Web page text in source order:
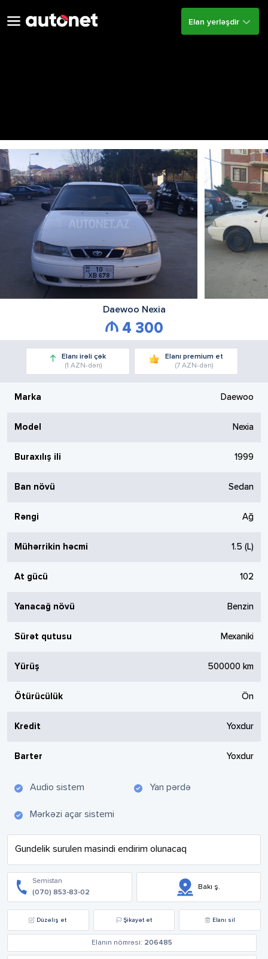
Elan yerləşdir
Daewoo Nexia
4 300
Elanı irəli çək
(1 AZN-dən)
Elanı premium et
(7 AZN-dən)
Marka Daewoo
Model Nexia
Buraxılış ili 1999
Ban növü Sedan
Rəngi Ağ
Mühərrikin həcmi 1.5 (L)
At gücü 102
Yanacağ növü Benzin
Sürət qutusu Mexaniki
Yürüş 500000 km
Ötürücülük Ön
Kredit Yoxdur
Barter Yoxdur
Audio sistem Yan pərdə
Mərkəzi açar sistemi
Gundelik surulen masindi endirim olunacaq
Semistan
(070) 853-83-02
Bakı ş.
Düzəliş et Şikayət et Elanı sil
Elanın nömrəsi: 206485